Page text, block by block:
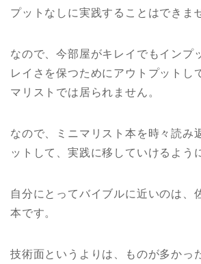
プットなしに実践することはできま
なので、今部屋がキレイでもインプ
レイさを保つためにアウトプットし
マリストでは居られません。
なので、ミニマリスト本を時々読み
ットして、実践に移していけるよう
自分にとってバイブルに近いのは、
本です。
技術面というよりは、ものが多かっ